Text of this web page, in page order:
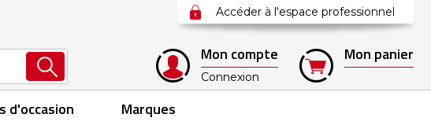
Accéder à l'espace professionnel
Mon compte
Connexion
Mon panier
d'occasion Marques